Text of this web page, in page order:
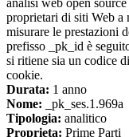
analisi web open
proprietari di siti Web a
misurare le prestazioni
prefisso _pk_id è
si ritiene sia un codice
cookie.
Durata: 1 anno
Nome: _pk_ses.1.969a
Tipologia: analitico
Proprieta: Prime Parti